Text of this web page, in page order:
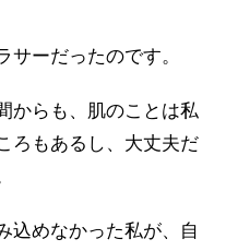
ーだったのです。
からも、肌のことは私
ろもあるし、大丈夫だ
込めなかった私が、自